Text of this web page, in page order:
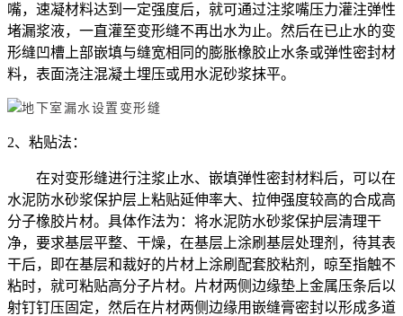
嘴，速凝材料达到一定强度后，就可通过注浆嘴压力灌注弹性
堵漏浆液，一直灌至变形缝不再出水为止。然后在已止水的变
形缝凹槽上部嵌填与缝宽相同的膨胀橡胶止水条或弹性密封材
料，表面浇注混凝土埋压或用水泥砂浆抹平。
2、粘贴法：
在对变形缝进行注浆止水、嵌填弹性密封材料后，可以在
水泥防水砂浆保护层上粘贴延伸率大、拉伸强度较高的合成高
分子橡胶片材。具体作法为：将水泥防水砂浆保护层清理干
净，要求基层平整、干燥，在基层上涂刷基层处理剂，待其表
干后，即在基层和裁好的片材上涂刷配套胶粘剂，晾至指触不
粘时，就可粘贴高分子片材。片材两侧边缘垫上金属压条后以
射钉钉压固定，然后在片材两侧边缘用嵌缝膏密封以形成多道